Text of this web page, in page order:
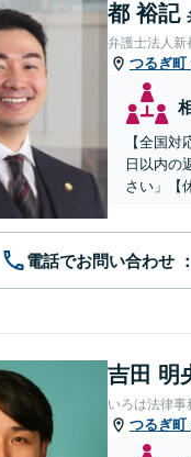
都 裕記
弁護士法人新
つるぎ町
【全国
日以内の
さい」【
電話でお問い合わせ
吉田 明
いろは法律事
つるぎ町